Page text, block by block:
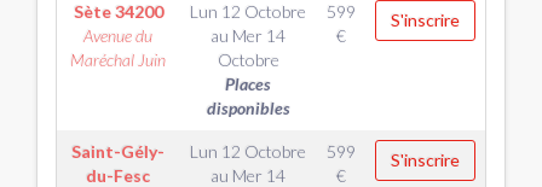
Sète34200
Avenue du
Maréchal Juin
Lun 12 Octobre
au Mer 14
Octobre
Places
disponibles
599
€
S'inscrire
Saint-Gély-
du-Fesc
Lun 12 Octobre
au Mer 14
599
€
S'inscrire